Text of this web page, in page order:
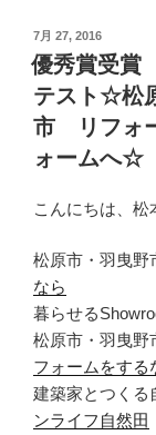
投
稿
日:
7月 27, 2016
優秀賞受賞
テスト☆松
市 リフォ
ォームへ☆
こんにちは、松
松原市・羽曳野
なら
暮らせる
松原市・羽曳野
フォームをする
建築家とつく
ンライフ自然田